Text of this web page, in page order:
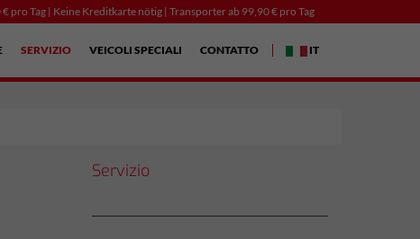
pro Tag | Keine Kreditkarte nötig | Transporter ab 99,90 € pro Tag
SERVIZIO VEICOLI SPECIALI CONTATTO IT
Servizio